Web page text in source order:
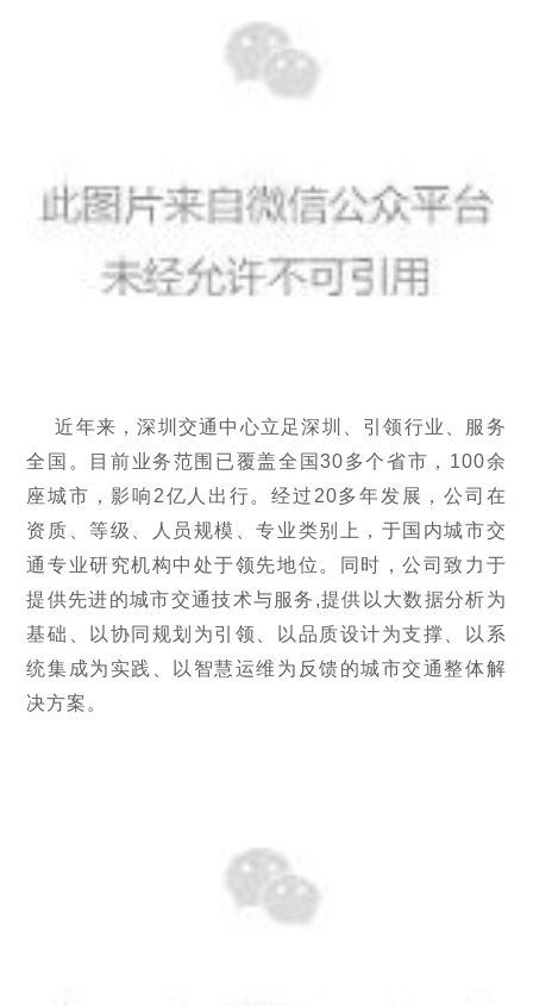
近年来，深圳交通中心立足深圳、引领行业、服务
全国。目前业务范围已覆盖全国30多个省市，100余
座城市，影响2亿人出行。经过20多年发展，公司在
资质、等级、人员规模、专业类别上，于国内城市交
通专业研究机构中处于领先地位。同时，公司致力于
提供先进的城市交通技术与服务,提供以大数据分析为
基础、以协同规划为引领、以品质设计为支撑、以系
统集成为实践、以智慧运维为反馈的城市交通整体解
决方案。